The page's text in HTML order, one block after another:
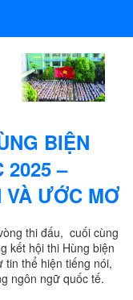
BIỆN
2025 –
ƯỚC MƠ
thi đấu, cuối cùng
kết hội thi Hùng biện
thể hiện tiếng nói,
ngôn ngữ quốc tế.